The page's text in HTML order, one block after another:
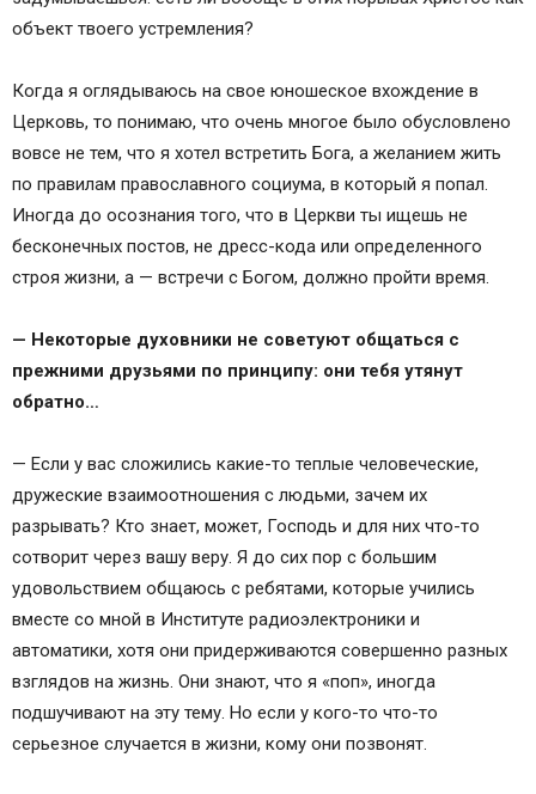
объект твоего устремления?
Когда я оглядываюсь на свое юношеское вхождение в
Церковь, то понимаю, что очень многое было обусловлено
вовсе не тем, что я хотел встретить Бога, а желанием жить
по правилам православного социума, в который я попал.
Иногда до осознания того, что в Церкви ты ищешь не
бесконечных постов, не дресс-кода или определенного
строя жизни, а — встречи с Богом, должно пройти время.
— Некоторые духовники не советуют общаться с
прежними друзьями по принципу: они тебя утянут
обратно…
— Если у вас сложились какие-то теплые человеческие,
дружеские взаимоотношения с людьми, зачем их
разрывать? Кто знает, может, Господь и для них что-то
сотворит через вашу веру. Я до сих пор с большим
удовольствием общаюсь с ребятами, которые учились
вместе со мной в Институте радиоэлектроники и
автоматики, хотя они придерживаются совершенно разных
взглядов на жизнь. Они знают, что я «поп», иногда
подшучивают на эту тему. Но если у кого-то что-то
серьезное случается в жизни, кому они позвонят.